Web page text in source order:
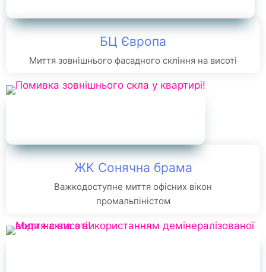
БЦ Європа
Миття зовнішнього фасадного скління на висоті
ЖК Сонячна брама
Важкодоступне миття офісних вікон
промальпіністом